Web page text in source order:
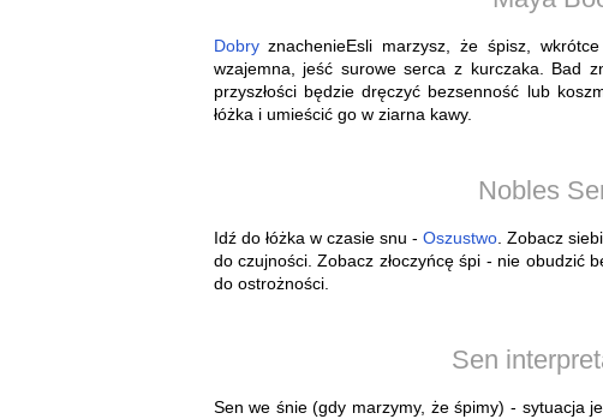
DobryznachenieEsli marzysz, że śpisz,
wzajemna, jeść surowe serca z kurczaka. Bad
przyszłości będzie dręczyć bezsenność lub
łóżka i umieścić go w ziarna kawy.
Nobles
Idź do łóżka w czasie snu - Oszustwo. Zobacz
do czujności. Zobacz złoczyńcę śpi - nie obudzić
do ostrożności.
Sen
Sen we śnie (gdy marzymy, że śpimy) - sytuacja